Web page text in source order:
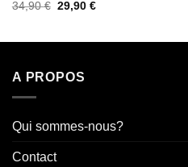
Note5sur
34,90€ Le
prix
29,90 €Le
A PROPOS
Qui sommes-nous?
Contact